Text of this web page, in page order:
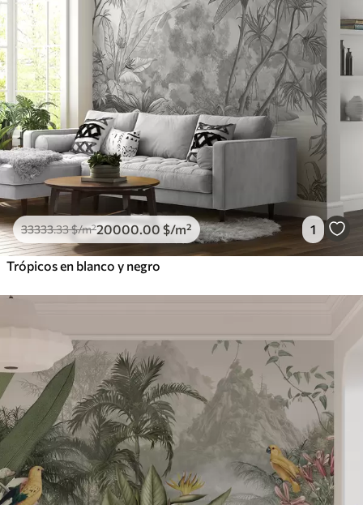
33333.33$/m²20000.00 $/m² 1
Trópicos en blanco y negro